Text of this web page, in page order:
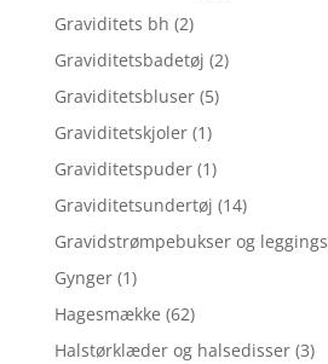
Graviditets bh (2)
Graviditetsbadetøj (2)
Graviditetsbluser (5)
Graviditetskjoler (1)
Graviditetspuder (1)
Graviditetsundertøj (14)
Gravidstrømpebukser og leggings
Gynger (1)
Hagesmække (62)
Halstørklæder og halsedisser (3)